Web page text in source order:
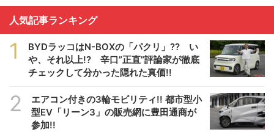
人気記事ランキング
1
BYDラッコはN-BOXの「パクリ」?? い
や、それ以上!? 辛口”正直”評論家が徹底
チェックして分かった隠れた真価!!
2
エアコン付きの3輪モビリティ!! 都市型小
型EV「リーン3」の販売網に豊田通商が
参加!!